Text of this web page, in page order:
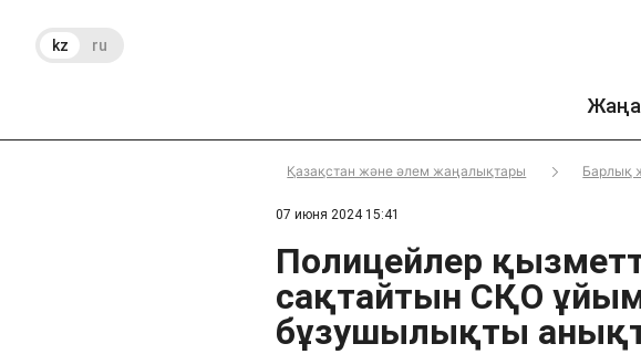
kz ru
Қазақстан және әлем жаңалықтары Барлық
07 июня 2024 15:41
Полицейлер
сақтайтын СҚО
бұзушылықты